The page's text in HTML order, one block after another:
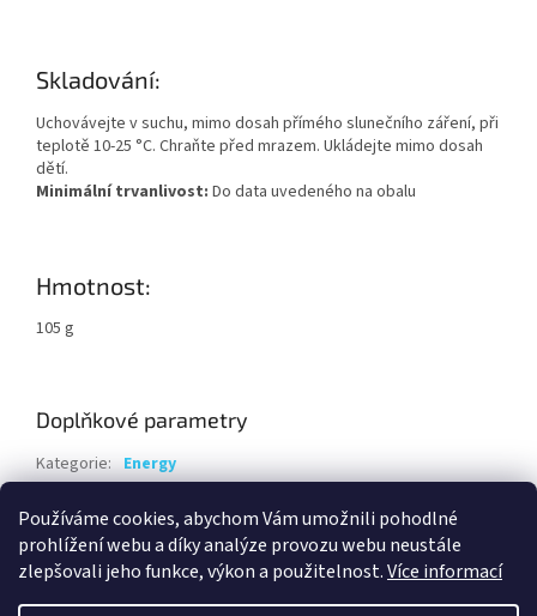
Používáme cookies, abychom Vám umožnili pohodlné
prohlížení webu a díky analýze provozu webu neustále
zlepšovali jeho funkce, výkon a použitelnost.Více informací
Skladování:
Uchovávejte v suchu, mimo dosah přímého slunečního záření, při
teplotě 10-25 °C. Chraňte před mrazem. Ukládejte mimo dosah
dětí.
Minimální trvanlivost: Do data uvedeného na obalu
Hmotnost:
105 g
Doplňkové parametry
Kategorie: Energy
EAN: 8594069935554